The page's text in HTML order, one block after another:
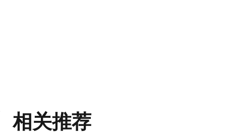
相关推荐